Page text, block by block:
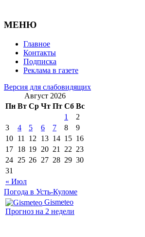
МЕНЮ
Главное
Контакты
Подписка
Реклама в газете
Версия для слабовидящих
Август 2026
Пн Вт Ср Чт Пт Сб Вс
« Июл
1
2
3
4 5 6 7 8
9
10 11 12 13 14 15 16
17 18 19 20 21 22 23
24 25 26 27 28 29 30
31
Погода в Усть-Куломе
Gismeteo
Прогноз на 2 недели